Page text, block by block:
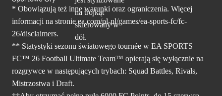
* Obowiązują też inne warunki oraz ograniczenia. Więcej
informacji na stronie ea.com/pl-pl/games/ea-sports-fc/fc-
26/disclaimers.
** Statystyki sezonu światowego tournée w EA SPORTS
FC™ 26 Football Ultimate Team™ opierają się wyłącznie na
rozgrywce w następujących trybach: Squad Battles, Rivals,
Mistrzostwa i Draft.